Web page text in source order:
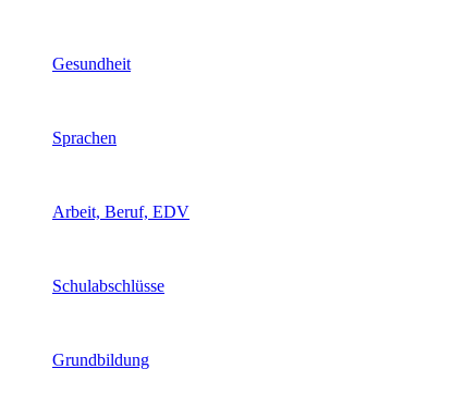
Gesundheit
Sprachen
Arbeit, Beruf, EDV
Schulabschlüsse
Grundbildung